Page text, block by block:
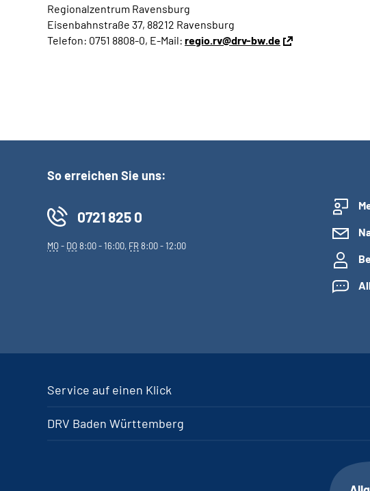
Regionalzentrum Ravensburg
Eisenbahnstraße 37, 88212 Ravensburg
Telefon: 0751 8808-0, E-Mail: regio.rv@drv-bw.de
So erreichen Sie uns:
0721 825 0
MO- DO8:00 - 16:00, FR8:00 - 12:00
Service auf einen Klick
DRV Baden Württemberg